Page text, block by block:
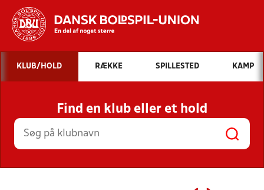
Hvad vil du søge efter?
INDHOLD OG NYHEDER
STILLINGER, RESULTATER, KLUBBER OG
HOLD
KLUB/HOLD RÆKKE SPILLESTED KAMP
Find en klub eller et hold